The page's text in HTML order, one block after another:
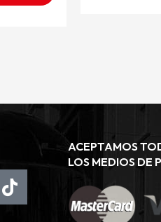
ACEPTAMOS
LOS MEDIOS DE